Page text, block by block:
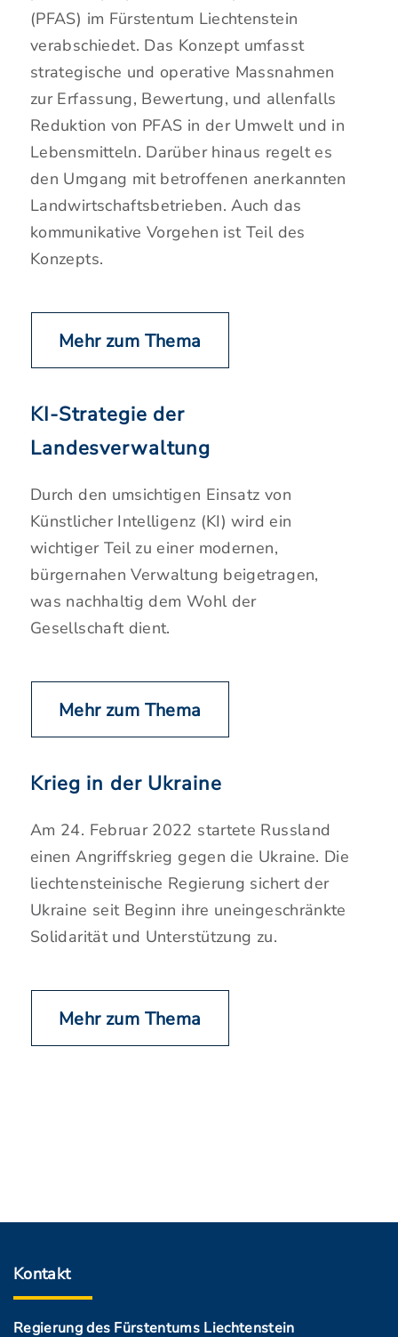
(PFAS) im Fürstentum Liechtenstein
verabschiedet. Das Konzept umfasst
strategische und operative Massnahmen
zur Erfassung, Bewertung, und allenfalls
Reduktion von PFAS in der Umwelt und in
Lebensmitteln. Darüber hinaus regelt es
den Umgang mit betroffenen anerkannten
Landwirtschaftsbetrieben. Auch das
kommunikative Vorgehen ist Teil des
Konzepts.
Mehr zum Thema
KI-Strategie der
Landesverwaltung
Durch den umsichtigen Einsatz von
Künstlicher Intelligenz (KI) wird ein
wichtiger Teil zu einer modernen,
bürgernahen Verwaltung beigetragen,
was nachhaltig dem Wohl der
Gesellschaft dient.
Mehr zum Thema
Krieg in der Ukraine
Am 24. Februar 2022 startete Russland
einen Angriffskrieg gegen die Ukraine. Die
liechtensteinische Regierung sichert der
Ukraine seit Beginn ihre uneingeschränkte
Solidarität und Unterstützung zu.
Mehr zum Thema
Kontakt
Regierung des Fürstentums Liechtenstein